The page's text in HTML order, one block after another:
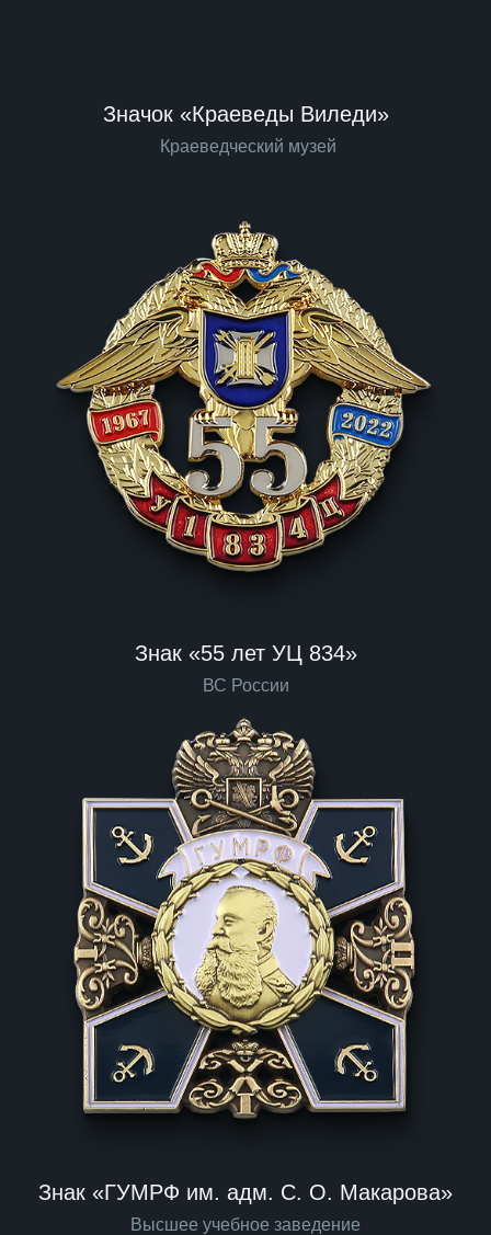
Значок «Краеведы Виледи»
Краеведческий музей
Знак «55 лет УЦ 834»
ВС России
Знак «ГУМРФ им. адм. С. О. Макарова»
Высшее учебное заведение